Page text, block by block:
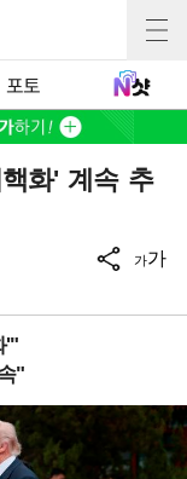
포토
화' 계속 추
가가
'"
"